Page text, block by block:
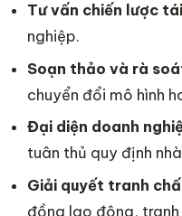
Tư vấn chiến lược
nghiệp.
Soạn thảo và rà
chuyển đổi mô hình
Đại diện doanh
tuân thủ quy định
Giải quyết tranh
đồng lao động,